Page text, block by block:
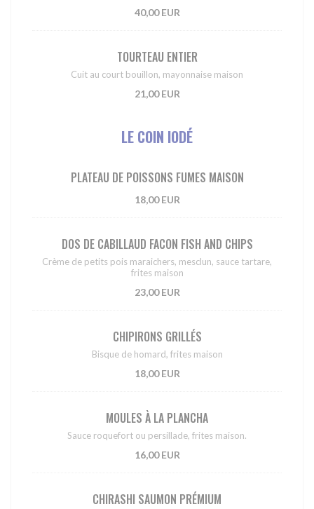
40,00 EUR
TOURTEAU ENTIER
Cuit au court bouillon, mayonnaise maison
21,00 EUR
LE COIN IODÉ
PLATEAU DE POISSONS FUMES MAISON
18,00 EUR
DOS DE CABILLAUD FACON FISH AND CHIPS
Crème de petits pois maraichers, mesclun, sauce tartare,
frites maison
23,00 EUR
CHIPIRONS GRILLÉS
Bisque de homard, frites maison
18,00 EUR
MOULES À LA PLANCHA
Sauce roquefort ou persillade, frites maison.
16,00 EUR
CHIRASHI SAUMON PRÉMIUM